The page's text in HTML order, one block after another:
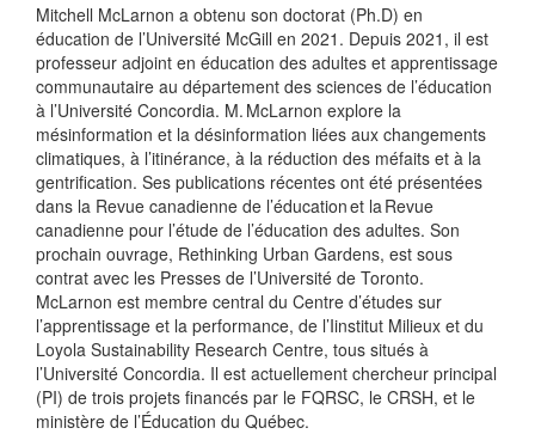
Mitchell McLarnon a obtenu son doctorat (Ph.D) en
éducation de l’Université McGill en 2021. Depuis 2021, il est
professeur adjoint en éducation des adultes et apprentissage
communautaire au département des sciences de l’éducation
à l’Université Concordia. M. McLarnon explore la
mésinformation et la désinformation liées aux changements
climatiques, à l’itinérance, à la réduction des méfaits et à la
gentrification. Ses publications récentes ont été présentées
dans la Revue canadienne de l’éducation et la Revue
canadienne pour l’étude de l’éducation des adultes. Son
prochain ouvrage, Rethinking Urban Gardens, est sous
contrat avec les Presses de l’Université de Toronto.
McLarnon est membre central du Centre d’études sur
l’apprentissage et la performance, de l’Iinstitut Milieux et du
Loyola Sustainability Research Centre, tous situés à
l’Université Concordia. Il est actuellement chercheur principal
(PI) de trois projets financés par le FQRSC, le CRSH, et le
ministère de l’Éducation du Québec.